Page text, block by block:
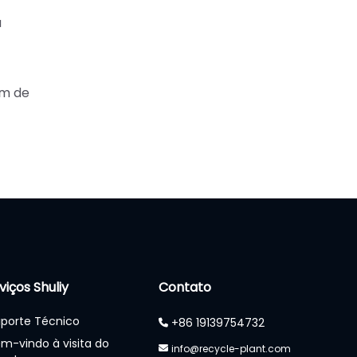
de
Shuliy
Técnico
vindo à visita do
Contato
+86 19139754732
info@recycle-plant.com